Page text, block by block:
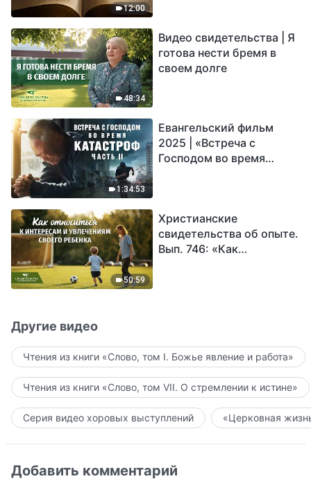
12:00
48:34
Видео свидетельства | Я
готова нести бремя в
своем долге
1:34:53
Евангельский фильм
2025 | «Встреча с
Господом во время
обрести Божье
спасение?
50:59
Христианские
свидетельства об опыте.
Вып. 746: «Как
Другие видео
Чтения из книги «Слово, том I. Божье явление и работа»
Чтения из книги «Слово, том VII. О стремлении к истине»
Серия видео хоровых выступлений «Церковная
Добавить комментарий